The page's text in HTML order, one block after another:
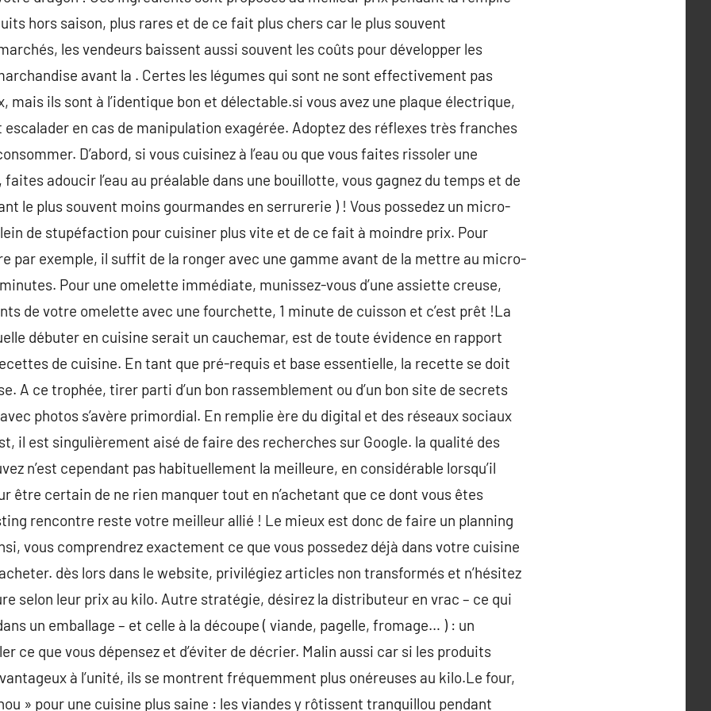
hors saison, plus rares et de ce fait plus chers car le plus souvent
les vendeurs baissent aussi souvent les coûts pour développer les
avant la . Certes les légumes qui sont ne sont effectivement pas
mais ils sont à l’identique bon et délectable.si vous avez une plaque électrique,
en cas de manipulation exagérée. Adoptez des réflexes très franches
D’abord, si vous cuisinez à l’eau ou que vous faites rissoler une
adoucir l’eau au préalable dans une bouillotte, vous gagnez du temps et de
le plus souvent moins gourmandes en serrurerie ) ! Vous possedez un micro-
de stupéfaction pour cuisiner plus vite et de ce fait à moindre prix. Pour
par exemple, il suffit de la ronger avec une gamme avant de la mettre au micro-
Pour une omelette immédiate, munissez-vous d’une assiette creuse,
de votre omelette avec une fourchette, 1 minute de cuisson et c’est prêt !La
débuter en cuisine serait un cauchemar, est de toute évidence en rapport
de cuisine. En tant que pré-requis et base essentielle, la recette se doit
A ce trophée, tirer parti d’un bon rassemblement ou d’un bon site de secrets
photos s’avère primordial. En remplie ère du digital et des réseaux sociaux
il est singulièrement aisé de faire des recherches sur Google. la qualité des
n’est cependant pas habituellement la meilleure, en considérable lorsqu’il
être certain de ne rien manquer tout en n’achetant que ce dont vous êtes
rencontre reste votre meilleur allié ! Le mieux est donc de faire un planning
vous comprendrez exactement ce que vous possedez déjà dans votre cuisine
dès lors dans le website, privilégiez articles non transformés et n’hésitez
selon leur prix au kilo. Autre stratégie, désirez la distributeur en vrac – ce qui
un emballage – et celle à la découpe ( viande, pagelle, fromage… ) : un
ce que vous dépensez et d’éviter de décrier. Malin aussi car si les produits
à l’unité, ils se montrent fréquemment plus onéreuses au kilo.Le four,
» pour une cuisine plus saine : les viandes y rôtissent tranquillou pendant